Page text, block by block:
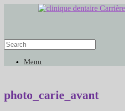
Menu
photo_carie_avant